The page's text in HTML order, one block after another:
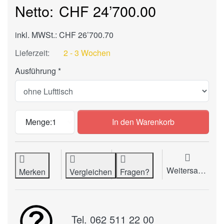
CHF 24’700.00
inkl. MWSt.: CHF 26’700.70
Lieferzeit:
2 - 3 Wochen
Ausführung
Menge:1
Stapelschneider GRAFCUT 73E zu
In den Warenkorb
Merken Vergleichen Fragen? Weitersagen
Tel. 062 511 22 00